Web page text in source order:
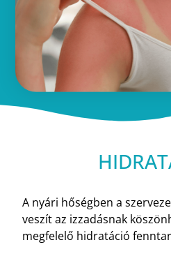
A nyári hőségben a
veszít az izzadásnak
megfelelő hidratáció